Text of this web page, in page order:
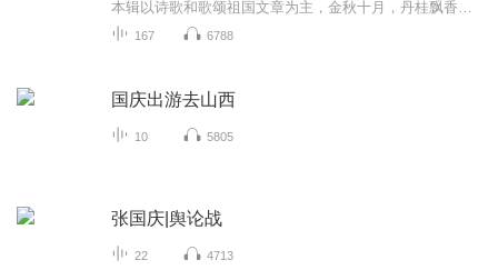
167 6788
国庆出游去山西
10 5805
张国庆|舆论战
22 4713